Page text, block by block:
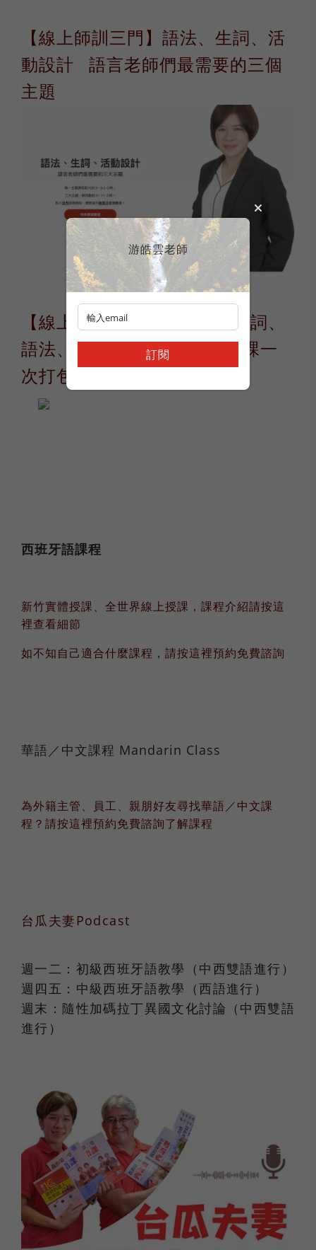
【線上師訓三門】語法、生詞、活
動設計 語言老師們最需要的三個
主題
【線上師訓五門】零起點、生詞、
語法、活動設計、課文 五門課一
次打包套裝
西班牙語課程
新竹實體授課、全世界線上授課，課程介紹請按這
裡查看細節
如不知自己適合什麼課程，請按這裡預約免費諮詢
華語／中文課程 Mandarin Class
為外籍主管、員工、親朋好友尋找華語／中文課
程？請按這裡預約免費諮詢了解課程
台瓜夫妻Podcast
週一二：初級西班牙語教學（中西雙語進行）
週四五：中級西班牙語教學（西語進行）
週末：隨性加碼拉丁異國文化討論（中西雙語
進行）
游皓雲老師
訂閱